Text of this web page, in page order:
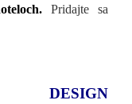
Pridajte sa